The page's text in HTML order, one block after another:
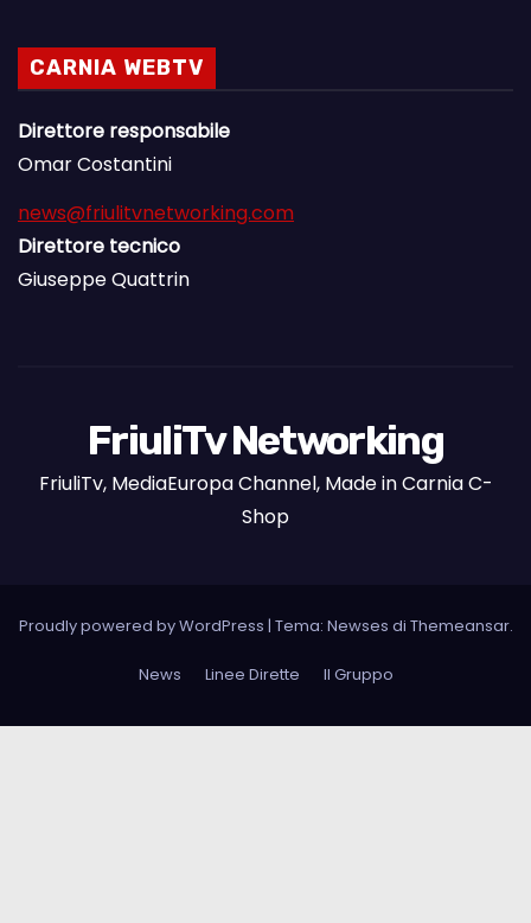
CARNIA WEBTV
Direttore responsabile
Omar Costantini
news@friulitvnetworking.com
Direttore tecnico
Giuseppe Quattrin
FriuliTv Networking
FriuliTv, MediaEuropa Channel, Made in Carnia C-
Shop
Proudly powered by WordPress | Tema: Newses di Themeansar.
News Linee Dirette Il Gruppo